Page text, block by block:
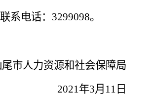
系电话： 3299098。
尾市人力资源和社会保障局
2021年3月 11 日